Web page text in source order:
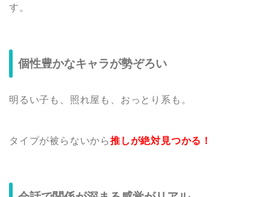
す。
個性豊かなキャラが勢ぞろい
明るい子も、照れ屋も、おっとり系も。
タイプが被らないから推しが絶対見つかる！